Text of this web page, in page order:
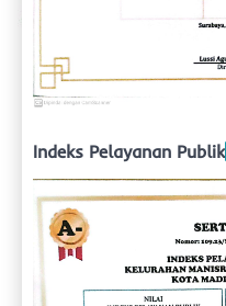
Indeks Pelayanan Publik